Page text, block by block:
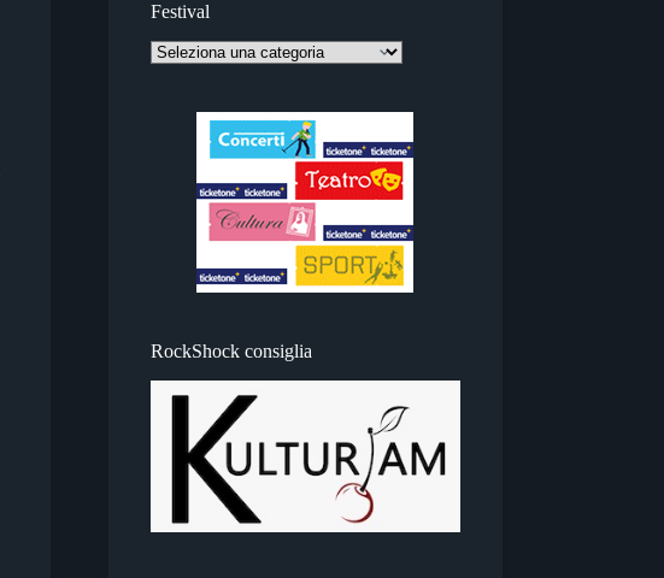
Festival
RockShock consiglia